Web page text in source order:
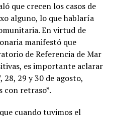
que crecen los casos de
alguno, lo que hablaría
En virtud de
manifestó que
de Referencia de Mar
es importante aclarar
28, 29 y 30 de agosto,
con retraso”.
cuando tuvimos el